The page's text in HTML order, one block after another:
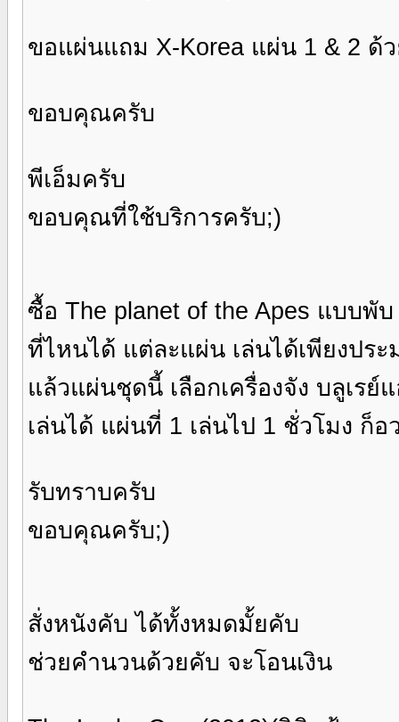
ขอแผ่นแถม X-Korea แผ่น 1 & 2 ด้
ขอบคุณครับ
พีเอ็มครับ
ขอบคุณที่ใช้บริการครับ;)
ซื้อ The planet of the Apes แบบพั
ที่ไหนได้ แต่ละแผ่น เล่นได้เพียงปร
แล้วแผ่นชุดนี้ เลือกเครื่องจัง บลูเร
เล่นได้ แผ่นที่ 1 เล่นไป 1 ชั่วโมง ก็
รับทราบครับ
ขอบคุณครับ;)
สั่งหนังคับ ได้ทั้งหมดมั้ยคับ
ช่วยคำนวนด้วยคับ จะโอนเงิน